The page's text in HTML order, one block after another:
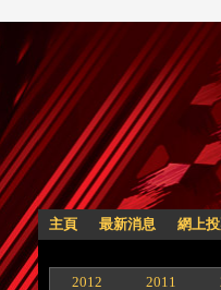
主頁 最新消息 網上
2012 2011